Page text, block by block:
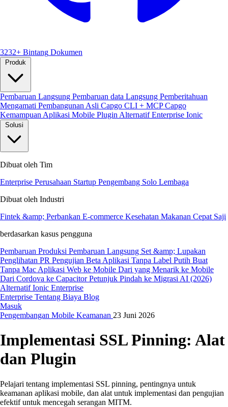
3232+ Bintang Dokumen
Produk
Pembaruan Langsung Pembaruan data Langsung Pemberitahuan
Mengamati Pembangunan Asli Capgo CLI + MCPCapgo
Kemampuan Aplikasi Mobile Plugin Alternatif Enterprise Ionic
Solusi
Dibuat oleh Tim
Enterprise Perusahaan Startup Pengembang Solo Lembaga
Dibuat oleh Industri
Fintek &amp; Perbankan E-commerce Kesehatan Makanan Cepat Saji
berdasarkan kasus pengguna
Pembaruan Produksi Pembaruan Langsung Set &amp; Lupakan
Penglihatan PR Pengujian Beta Aplikasi Tanpa Label Putih Buat
Tanpa Mac Aplikasi Web ke Mobile Dari yang Menarik ke Mobile
Dari Cordova ke CapacitorPetunjuk Pindah ke Migrasi AI (2026)
Alternatif Ionic Enterprise
Enterprise Tentang Biaya Blog
Masuk
Pengembangan Mobile Keamanan 23 Juni 2026
Implementasi SSL Pinning: Alat
dan Plugin
Pelajari tentang implementasi SSL pinning, pentingnya untuk
keamanan aplikasi mobile, dan alat untuk implementasi dan pengujian
efektif untuk mencegah serangan MITM.